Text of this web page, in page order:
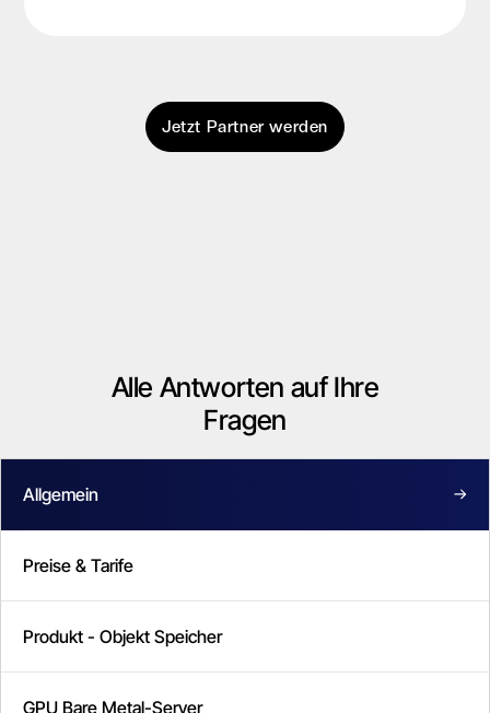
Jetzt Partner werden
Alle Antworten auf Ihre
Fragen
Allgemein
Preise & Tarife
Produkt - Objekt Speicher
GPU Bare Metal-Server